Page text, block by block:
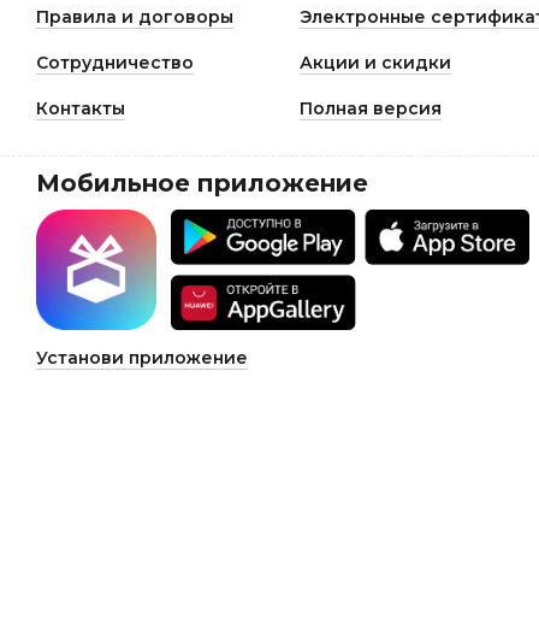
Правила и договоры Электронные
Сотрудничество Акции и скидки
Контакты Полная версия
Мобильное приложение
Установи приложение